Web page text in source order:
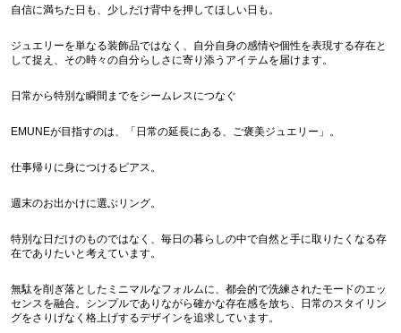
自信に満ちた日も、少しだけ背中を押してほしい日も。
ジュエリーを単なる装飾品ではなく、自分自身の感情や個性を表現する存在と
して捉え、その時々の自分らしさに寄り添うアイテムを届けます。
日常から特別な瞬間までをシームレスにつなぐ
EMUNEが目指すのは、「日常の延長にある、ご褒美ジュエリー」。
仕事帰りに身につけるピアス。
週末のお出かけに選ぶリング。
特別な日だけのものではなく、毎日の暮らしの中で自然と手に取りたくなる存
在でありたいと考えています。
無駄を削ぎ落としたミニマルなフォルムに、都会的で洗練されたモードのエッ
センスを融合。シンプルでありながら確かな存在感を放ち、日常のスタイリン
グをさりげなく格上げするデザインを追求しています。